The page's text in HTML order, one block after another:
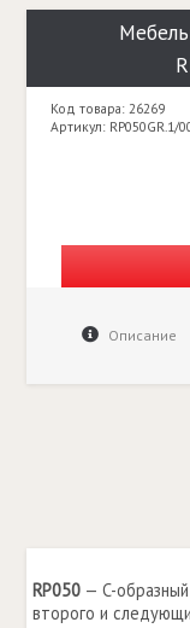
Код товара: 26269
Артикул: RP050GR.1/
Описание
RP050 — C-
второго и